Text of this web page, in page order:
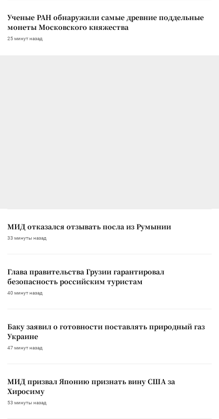
Ученые РАН обнаружили самые древние поддельные
монеты Московского княжества
25 минут назад
МИД отказался отзывать посла из Румынии
33 минуты назад
Глава правительства Грузии гарантировал
безопасность российским туристам
40 минут назад
Баку заявил о готовности поставлять природный газ
Украине
47 минут назад
МИД призвал Японию признать вину США за
Хиросиму
53 минуты назад